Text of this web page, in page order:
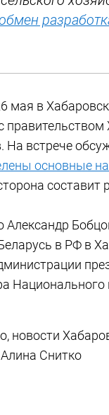
мая в
На встрече
основные
Александр
в РФ в
новости
Снитко